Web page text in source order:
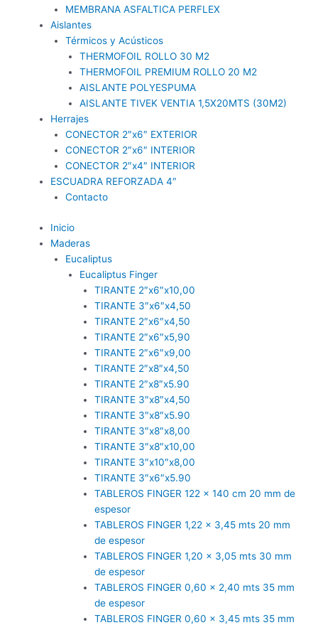
MEMBRANA ASFALTICA PERFLEX
Aislantes
Térmicos y Acústicos
THERMOFOIL ROLLO 30 M2
THERMOFOIL PREMIUM ROLLO 20 M2
AISLANTE POLYESPUMA
AISLANTE TIVEK VENTIA 1,5X20MTS (30M2)
Herrajes
CONECTOR 2″x6″ EXTERIOR
CONECTOR 2″x6″ INTERIOR
CONECTOR 2″x4″ INTERIOR
ESCUADRA REFORZADA 4″
Contacto
Inicio
Maderas
Eucaliptus
Eucaliptus Finger
TIRANTE 2″x6″x10,00
TIRANTE 3″x6″x4,50
TIRANTE 2″x6″x4,50
TIRANTE 2″x6″x5,90
TIRANTE 2″x6″x9,00
TIRANTE 2″x8″x4,50
TIRANTE 2″x8″x5.90
TIRANTE 3″x8″x4,50
TIRANTE 3″x8″x5.90
TIRANTE 3″x8″x8,00
TIRANTE 3″x8″x10,00
TIRANTE 3″x10″x8,00
TIRANTE 3″x6″x5.90
TABLEROS FINGER 122 x 140 cm 20 mm de
espesor
TABLEROS FINGER 1,22 x 3,45 mts 20 mm
de espesor
TABLEROS FINGER 1,20 x 3,05 mts 30 mm
de espesor
TABLEROS FINGER 0,60 x 2,40 mts 35 mm
de espesor
TABLEROS FINGER 0,60 x 3,45 mts 35 mm